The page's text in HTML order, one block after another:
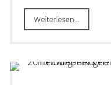
Weiterlesen…